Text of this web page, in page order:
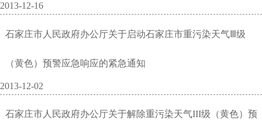
2013-12-16
石家庄市人民政府办公厅关于启动石家庄市重污染天气Ⅲ级
（黄色）预警应急响应的紧急通知
2013-12-02
石家庄市人民政府办公厅关于解除重污染天气III级（黄色）预